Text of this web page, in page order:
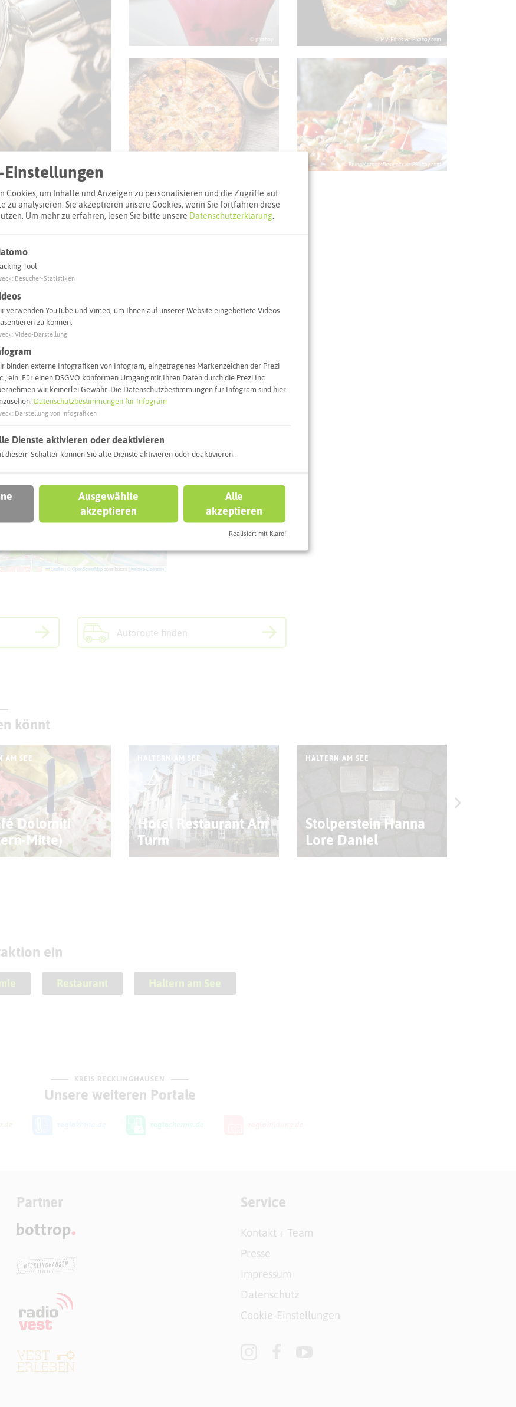
© eliasfalla via pixabay
© pixabay © MV-Fotos via Pixabay.com
© BrunoMarquesDesigner via Pixabay.com
Leaflet OpenStreetMapcontributors | weitere Lizenzen
Rochfordstraße 31
Autoroute finden
könnt
AM SEE
Dolomiti
Mitte)
HALTERN AM SEE
Hotel Restaurant Am
Turm
HALTERN AM SEE
Stolperstein Hanna
Lore Daniel
ein
Restaurant Haltern am See
KREIS RECKLINGHAUSEN
Unsere weiteren Portale
Partner Service
Kontakt + Team
Presse
Impressum
Datenschutz
Cookie-Einstellungen
Einstellungen
Cookies, um Inhalte und Anzeigen zu personalisieren und die Zugriffe auf
zu analysieren. Sie akzeptieren unsere Cookies, wenn Sie fortfahren diese
Um mehr zu erfahren, lesen Sie bitte unsere Datenschutzerklärung.
Tool
: Besucher-Statistiken
verwenden YouTube und Vimeo, um Ihnen auf unserer Website eingebettete Videos
zu können.
: Video-Darstellung
binden externe Infografiken von Infogram, eingetragenes Markenzeichen der Prezi
ein. Für einen DSGVO konformen Umgang mit Ihren Daten durch die Prezi Inc.
wir keinerlei Gewähr. Die Datenschutzbestimmungen für Infogram sind hier
Datenschutzbestimmungen für Infogram
: Darstellung von Infografiken
Dienste aktivieren oder deaktivieren
diesem Schalter können Sie alle Dienste aktivieren oder deaktivieren.
Ausgewählte
akzeptieren
Alle
akzeptieren
Realisiert mit Klaro!